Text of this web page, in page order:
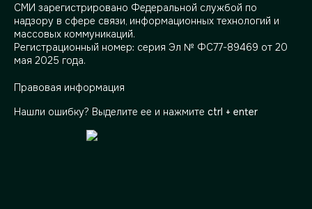
СМИ зарегистрировано Федеральной службой по
надзору в сфере связи, информационных технологий и
массовых коммуникаций.
Регистрационный номер: серия Эл № ФС77-89469 от 20
мая 2025 года.
Правовая информация
Нашли ошибку? Выделите ее и нажмите ctrl + enter